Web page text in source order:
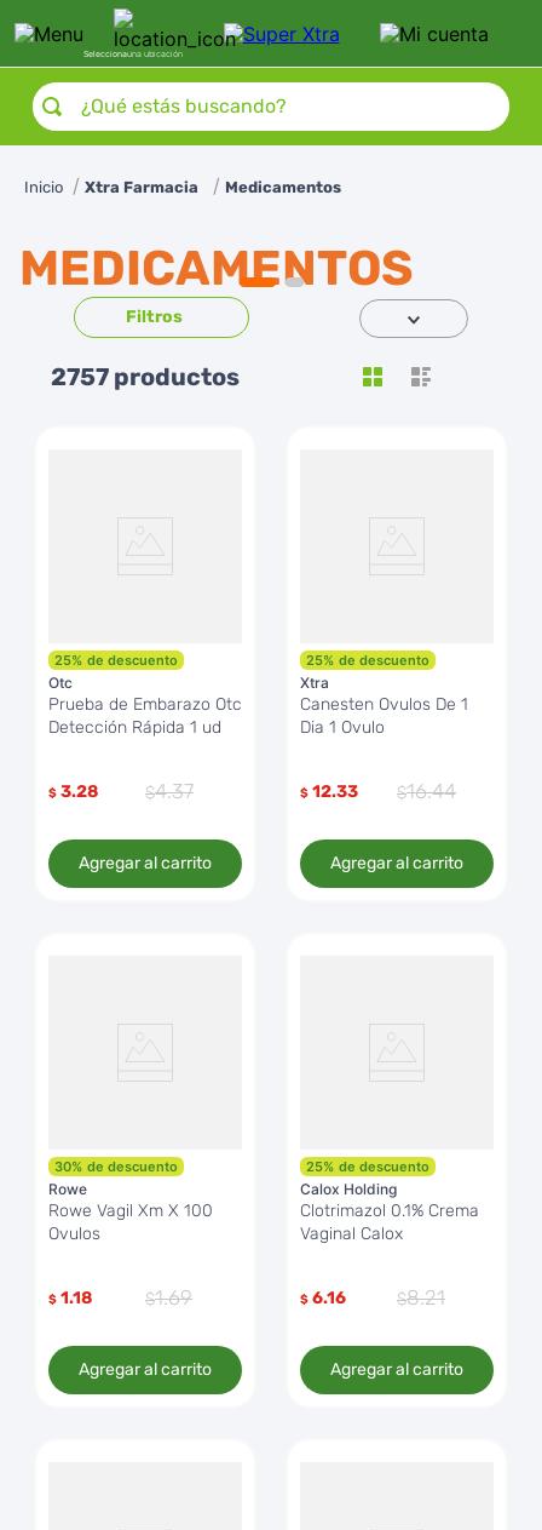
Seleccionauna ubicación
¿Qué estás buscando?
Xtra Farmacia Medicamentos
MEDICAMENTOS
2757 productos
25% de descuento
Otc
Prueba de Embarazo Otc
Detección Rápida 1 ud
$ 3.28 4.37
Agregar al carrito
25% de descuento
Xtra
Canesten Ovulos De 1
Dia 1 Ovulo
$ 12.33 16.44
Agregar al carrito
30% de descuento
Rowe
Rowe Vagil Xm X 100
Ovulos
$ 1.18 1.69
Agregar al carrito
25% de descuento
Calox Holding
Clotrimazol 0.1% Crema
Vaginal Calox
$ 6.16 8.21
Agregar al carrito